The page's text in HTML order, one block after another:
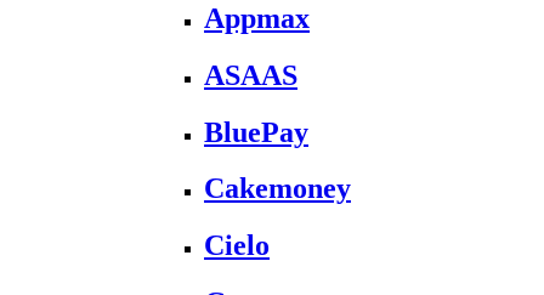
Appmax
ASAAS
BluePay
Cakemoney
Cielo